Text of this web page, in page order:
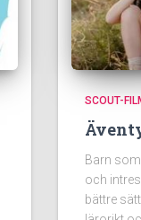
SCOUT-
Barn
och
bättre